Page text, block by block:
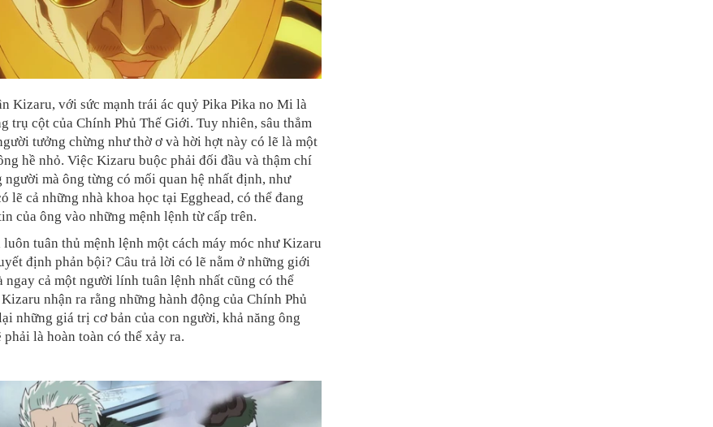
Kizaru, với sức mạnh trái ác quỷ Pika Pika no Mi là
trụ cột của Chính Phủ Thế Giới. Tuy nhiên, sâu thẳm
tưởng chừng như thờ ơ và hời hợt này có lẽ là một
hề nhỏ. Việc Kizaru buộc phải đối đầu và thậm chí
người mà ông từng có mối quan hệ nhất định, như
lẽ cả những nhà khoa học tại Egghead, có thể đang
của ông vào những mệnh lệnh từ cấp trên.
tuân thủ mệnh lệnh một cách máy móc như Kizaru
định phản bội? Câu trả lời có lẽ nằm ở những giới
ngay cả một người lính tuân lệnh nhất cũng có thể
nhận ra rằng những hành động của Chính Phủ
những giá trị cơ bản của con người, khả năng ông
là hoàn toàn có thể xảy ra.